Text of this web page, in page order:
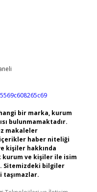
bir marka, kurum
bulunmamaktadır.
makaleler
haber niteliği
kişiler hakkında
kurum ve kişiler ile isim
Sitemizdeki bilgiler